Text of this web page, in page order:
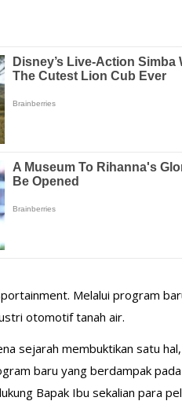
Melalui program
otomotif tanah air.
sejarah membuktikan satu
baru yang berdampak
Bapak Ibu sekalian para